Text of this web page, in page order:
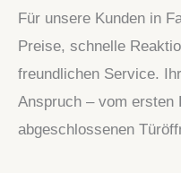
Für unsere Kunden in
Preise, schnelle
freundlichen Service.
Anspruch – vom ersten
abgeschlossenen